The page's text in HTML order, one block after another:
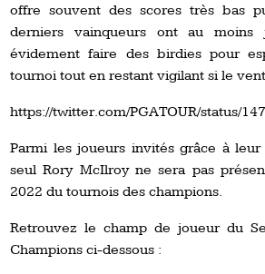
offre souvent des scores très bas
derniers vainqueurs ont au
évidement faire des birdies pour
tournoi tout en restant vigilant si le
https://twitter.com/PGATOUR/status/
Parmi les joueurs invités grâce à
seul Rory McIlroy ne sera pas
2022 du tournois des champions.
Retrouvez le champ de joueur du
Champions ci-dessous :